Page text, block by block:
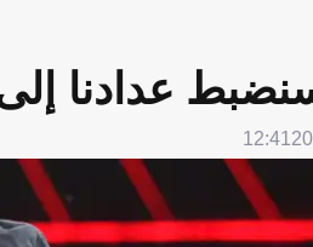
عدادنا
12:41